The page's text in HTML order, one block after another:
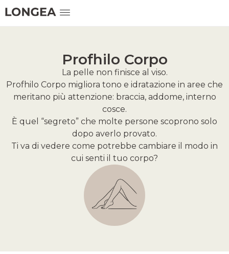
Profhilo Corpo
La pelle non finisce al viso.
Profhilo Corpo migliora tono e idratazione in aree che
meritano più attenzione: braccia, addome, interno
cosce.
È quel “segreto” che molte persone scoprono solo
dopo averlo provato.
Ti va di vedere come potrebbe cambiare il modo in
cui senti il tuo corpo?